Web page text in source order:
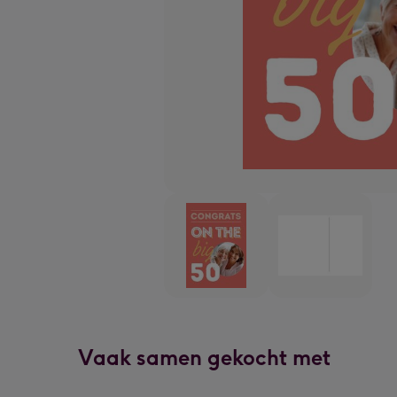
Vaak samen gekocht met